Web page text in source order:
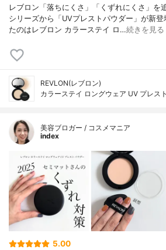
レブロン「落ちにくさ」「くずれにくさ」を
シリーズから「UVプレストパウダー」が新
たのはレブロン カラーステイ ロ…続きを見る
REVLON(レブロン)
カラーステイ ロングウェア UV プレス
美容ブロガー / コスメマニア
index
5.00